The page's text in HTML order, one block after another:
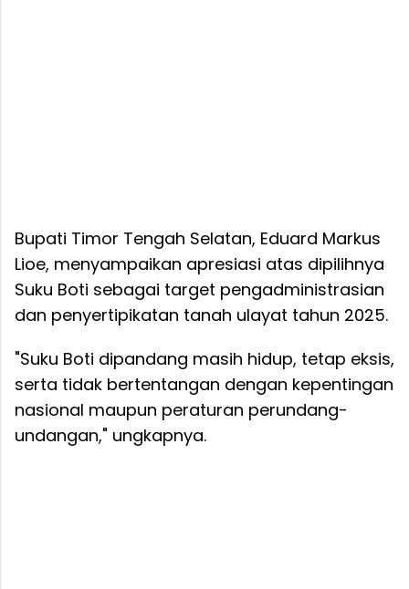
Bupati Timor Tengah Selatan, Eduard Markus
Lioe, menyampaikan apresiasi atas dipilihnya
Suku Boti sebagai target pengadministrasian
dan penyertipikatan tanah ulayat tahun 2025.
"Suku Boti dipandang masih hidup, tetap eksis,
serta tidak bertentangan dengan kepentingan
nasional maupun peraturan perundang-
undangan," ungkapnya.